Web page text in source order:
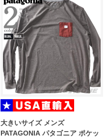
大きいサイズ メンズ
PATAGONIA パタゴニア ポケッ